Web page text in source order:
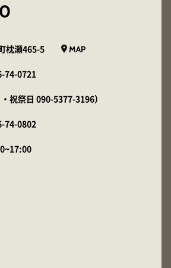
町枕瀬465-5 MAP
74-0721
祝祭日 090-5377-3196）
74-0802